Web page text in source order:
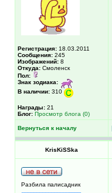
Регистрация: 18.03.2011
Сообщения: 245
Изображений: 8
Откуда: Смоленск
Пол:
Знак зодиака:
В наличии: 310
Награды: 21
Блог: Просмотр блога (0)
Вернуться к началу
KrisKiSSka
Разбила палисадник